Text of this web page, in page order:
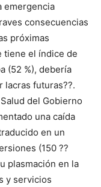
emergencia
consecuencias
próximas
tiene el índice de
(52 %), debería
lacras futuras??.
del Gobierno
una caída
en un
(150 ??
plasmación en la
y servicios